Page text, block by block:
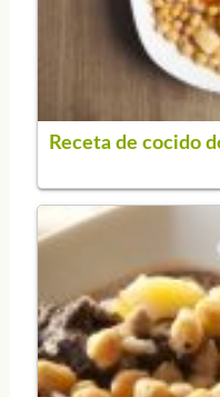
Receta de cocido